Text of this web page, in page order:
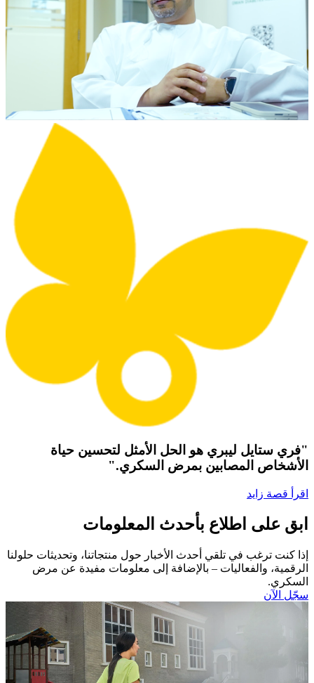
"فري ستايل ليبري هو الحل الأمثل لتحسين حياة
الأشخاص المصابين بمرض السكري."
اقرأ قصة زايد
ابق على اطلاع بأحدث المعلومات
إذا كنت ترغب في تلقي أحدث الأخبار حول منتجاتنا، وتحديثات حلولنا
الرقمية، والفعاليات – بالإضافة إلى معلومات مفيدة عن مرض
السكري.​
سجّل الآن​